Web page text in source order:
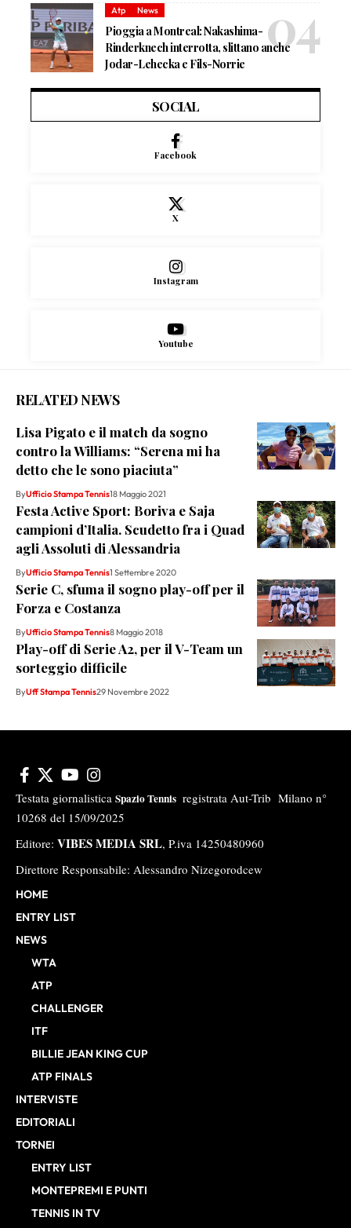
Atp News
Pioggia a Montreal: Nakashima-
Rinderknech interrotta, slittano anche
Jodar-Lehecka e Fils-Norrie
SOCIAL
Facebook
X
Instagram
Youtube
RELATED NEWS
Lisa Pigato e il match da sogno
contro la Williams: “Serena mi ha
detto che le sono piaciuta”
ByUfficio Stampa Tennis18 Maggio 2021
Festa Active Sport: Boriva e Saja
campioni d’Italia. Scudetto fra i Quad
agli Assoluti di Alessandria
ByUfficio Stampa Tennis1 Settembre 2020
Serie C, sfuma il sogno play-off per il
Forza e Costanza
ByUfficio Stampa Tennis8 Maggio 2018
Play-off di Serie A2, per il V-Team un
sorteggio difficile
ByUff Stampa Tennis29 Novembre 2022
Testata giornalistica Spazio Tennis registrata Aut-Trib Milano n°
10268 del 15/09/2025
Editore: VIBES MEDIA SRL, P.iva 14250480960
Direttore Responsabile: Alessandro Nizegorodcew
HOME
ENTRY LIST
NEWS
WTA
ATP
CHALLENGER
ITF
BILLIE JEAN KING CUP
ATP FINALS
INTERVISTE
EDITORIALI
TORNEI
ENTRY LIST
MONTEPREMI E PUNTI
TENNIS IN TV